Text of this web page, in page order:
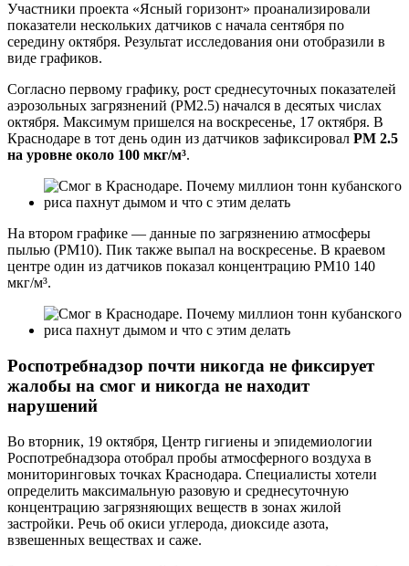
Участники проекта «Ясный горизонт» проанализировали
показатели нескольких датчиков с начала сентября по
середину октября. Результат исследования они отобразили в
виде графиков.
Согласно первому графику, рост среднесуточных показателей
аэрозольных загрязнений (РМ2.5) начался в десятых числах
октября. Максимум пришелся на воскресенье, 17 октября. В
Краснодаре в тот день один из датчиков зафиксировал РМ 2.5
на уровне около 100 мкг/м³.
На втором графике — данные по загрязнению атмосферы
пылью (РМ10). Пик также выпал на воскресенье. В краевом
центре один из датчиков показал концентрацию РМ10 140
мкг/м³.
Роспотребнадзор почти никогда не фиксирует
жалобы на смог и никогда не находит
нарушений
Во вторник, 19 октября, Центр гигиены и эпидемиологии
Роспотребнадзора отобрал пробы атмосферного воздуха в
мониторинговых точках Краснодара. Специалисты хотели
определить максимальную разовую и среднесуточную
концентрацию загрязняющих веществ в зонах жилой
застройки. Речь об окиси углерода, диоксиде азота,
взвешенных веществах и саже.